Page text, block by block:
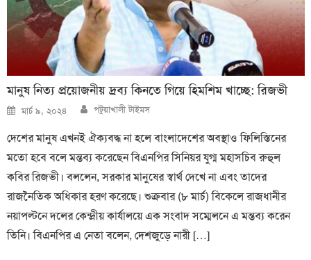
মানুষ নিত্য প্রয়োজনীয় দ্রব্য কিনতে গিয়ে হিমশিম খাচ্ছে: রিজভী
Posted
on
মার্চ ৯, ২০২৪ Author
পটুয়াখালী টাইমস
দেশের মানুষ এখনই ঐক্যবদ্ধ না হলে বাংলাদেশের অবস্থাও ফিলিস্তিনের
মতো হবে বলে মন্তব্য করেছেন বিএনপির সিনিয়র যুগ্ম মহাসচিব রুহুল
কবির রিজভী। বললেন, সরকার মানুষের স্বার্থ দেখে না এবং তাদের
রাজনৈতিক অধিকার হরণ করেছে। শুক্রবার (৮ মার্চ) বিকেলে রাজধানীর
নয়াপল্টনে দলের কেন্দ্রীয় কার্যালয়ে এক সংবাদ সম্মেলনে এ মন্তব্য করেন
তিনি। বিএনপির এ নেতা বলেন, দেশজুড়ে নারী […]